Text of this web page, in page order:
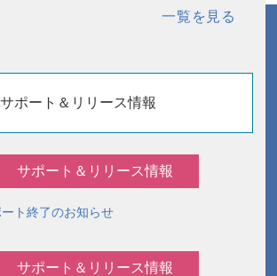
一覧を見る
サポート＆リリース情報
サポート＆リリース情報
ト終了のお知らせ
サポート＆リリース情報